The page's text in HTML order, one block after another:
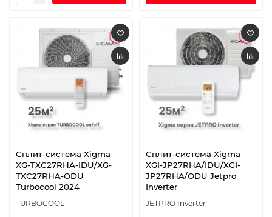
Сплит-система Xigma
XG-TXC27RHA-IDU/XG-
TXC27RHA-ODU
Turbocool 2024
TURBOCOOL
Сплит-система Xigma
XGI-JP27RHA/IDU/XGI-
JP27RHA/ODU Jetpro
Inverter
JETPRO Inverter